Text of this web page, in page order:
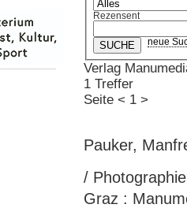
Rezensent
neue
Verlag
1 Treffer
Seite < 1 >
Pauker,
/
Graz :